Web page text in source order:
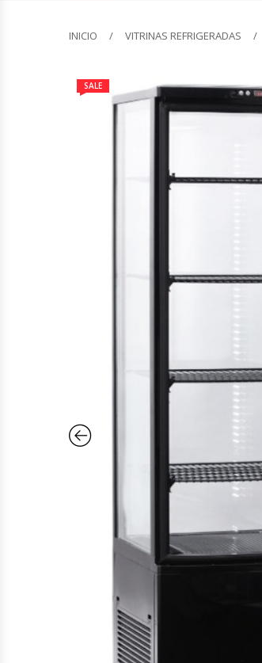
Bolsas De Sellado Al Vacío
Encimeras Eléctricas
Congeladoras Tapa Dura
Congeladores Verticales
Coolers / Visicoolers
Cortadoras De Fiambre
INICIO VITRINAS REFRIGERADAS
SALE